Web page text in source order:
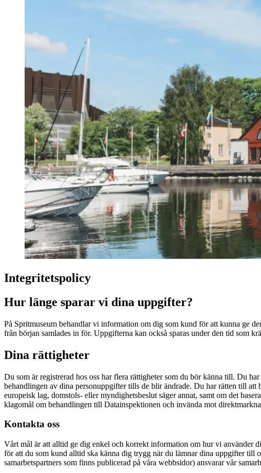
Integritetspolicy
Hur länge sparar vi dina uppgifter?
På Spritmuseum behandlar vi information om dig som kund för att kunna ge
från början samlades in för. Uppgifterna kan också sparas under den tid som
Dina rättigheter
Du som är registrerad hos oss har flera rättigheter som du bör känna till. Du
behandlingen av dina personuppgifter tills de blir ändrade. Du har rätten till
europeisk lag, domstols- eller myndighetsbeslut säger annat, samt om det
klagomål om behandlingen till Datainspektionen och invända mot
Kontakta oss
Vårt mål är att alltid ge dig enkel och korrekt information om hur vi använder
för att du som kund alltid ska känna dig trygg när du lämnar dina uppgifter till
samarbetspartners som finns publicerad på våra webbsidor) ansvarar vår